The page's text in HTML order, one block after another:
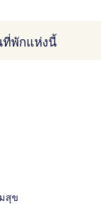
ที่พักแห่งนี้
สุข